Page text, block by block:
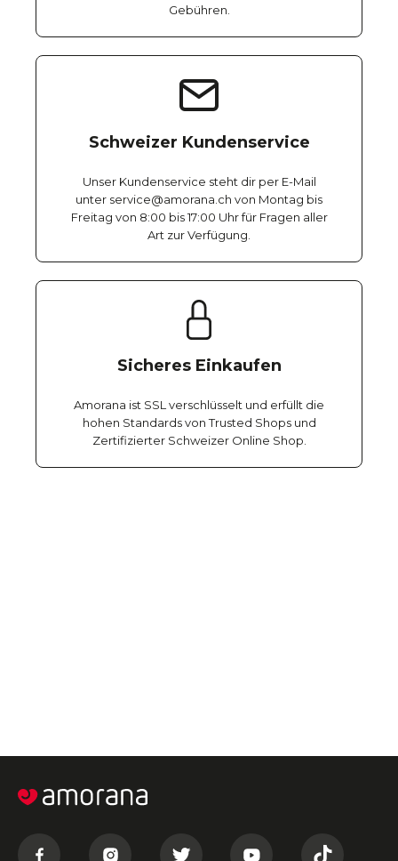
Gebühren.
Schweizer Kundenservice
Unser Kundenservice steht dir per E-Mail
unter service@amorana.ch von Montag bis
Freitag von 8:00 bis 17:00 Uhr für Fragen aller
Art zur Verfügung.
Sicheres Einkaufen
Amorana ist SSL verschlüsselt und erfüllt die
hohen Standards von Trusted Shops und
Zertifizierter Schweizer Online Shop.